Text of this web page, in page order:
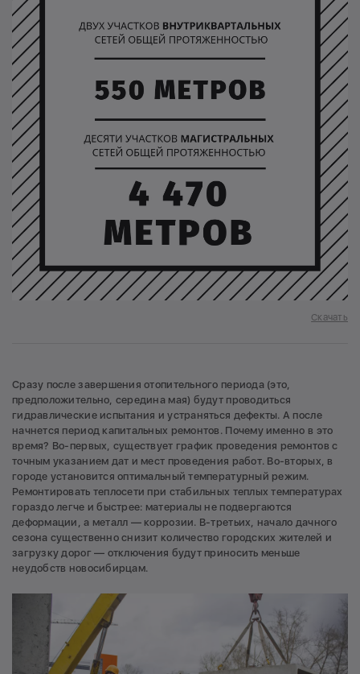
Скачать
Сразу после завершения отопительного периода (это,
предположительно, середина мая) будут проводиться
гидравлические испытания и устраняться дефекты. А после
начнется период капитальных ремонтов. Почему именно в это
время? Во-первых, существует график проведения ремонтов с
точным указанием дат и мест проведения работ. Во-вторых, в
городе установится оптимальный температурный режим.
Ремонтировать теплосети при стабильных теплых температурах
гораздо легче и быстрее: материалы не подвергаются
деформации, а металл — коррозии. В-третьих, начало дачного
сезона существенно снизит количество городских жителей и
загрузку дорог — отключения будут приносить меньше
неудобств новосибирцам.